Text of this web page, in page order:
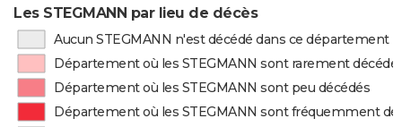
Les STEGMANN par lieu de décès
Aucun STEGMANN n'est décédé dans ce département
Département où les STEGMANN sont rarement
Département où les STEGMANN sont peu décédés
Département où les STEGMANN sont fréquemment